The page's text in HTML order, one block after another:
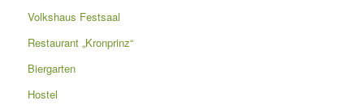
Volkshaus Festsaal
Restaurant „Kronprinz“
Biergarten
Hostel